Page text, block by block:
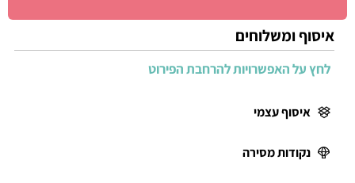
איסוף ומשלוחים
לחץ על האפשרויות להרחבת הפירוט
איסוף עצמי
נקודות מסירה